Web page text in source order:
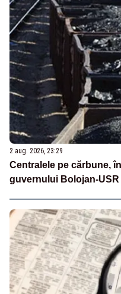
2 aug. 2026, 23:29
Centralele pe cărbune,
guvernului Bolojan-